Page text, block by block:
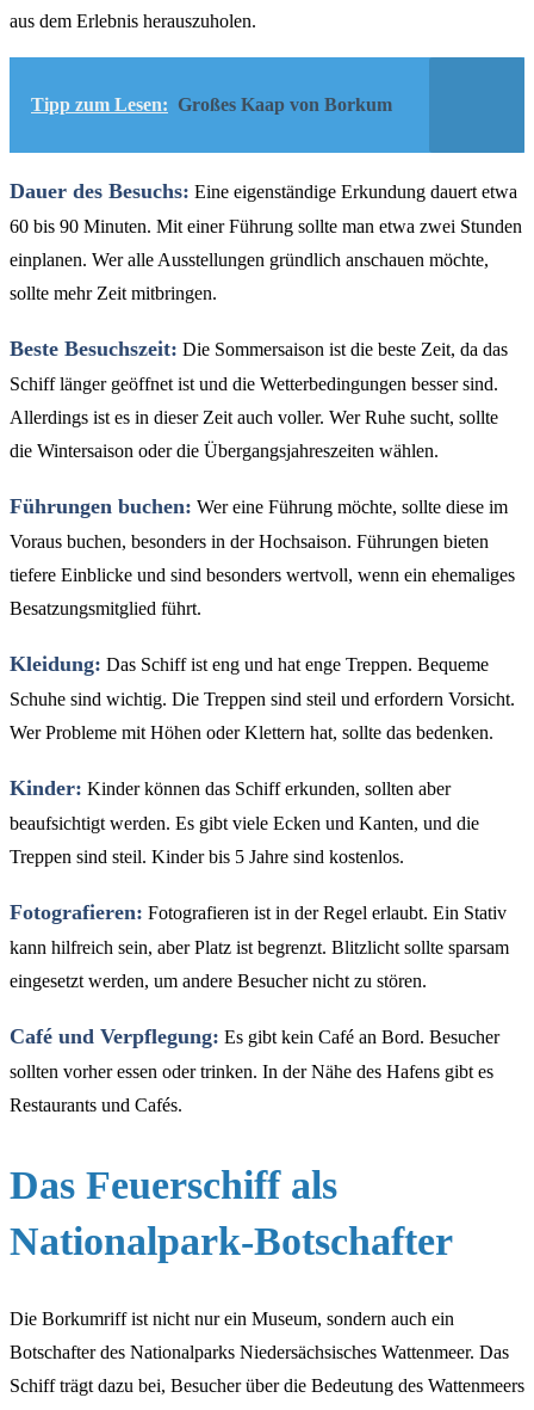
aus dem Erlebnis herauszuholen.
Tipp zum Lesen: Großes Kaap von Borkum
Dauer des Besuchs: Eine eigenständige Erkundung dauert etwa
60 bis 90 Minuten. Mit einer Führung sollte man etwa zwei Stunden
einplanen. Wer alle Ausstellungen gründlich anschauen möchte,
sollte mehr Zeit mitbringen.
Beste Besuchszeit: Die Sommersaison ist die beste Zeit, da das
Schiff länger geöffnet ist und die Wetterbedingungen besser sind.
Allerdings ist es in dieser Zeit auch voller. Wer Ruhe sucht, sollte
die Wintersaison oder die Übergangsjahreszeiten wählen.
Führungen buchen: Wer eine Führung möchte, sollte diese im
Voraus buchen, besonders in der Hochsaison. Führungen bieten
tiefere Einblicke und sind besonders wertvoll, wenn ein ehemaliges
Besatzungsmitglied führt.
Kleidung: Das Schiff ist eng und hat enge Treppen. Bequeme
Schuhe sind wichtig. Die Treppen sind steil und erfordern Vorsicht.
Wer Probleme mit Höhen oder Klettern hat, sollte das bedenken.
Kinder: Kinder können das Schiff erkunden, sollten aber
beaufsichtigt werden. Es gibt viele Ecken und Kanten, und die
Treppen sind steil. Kinder bis 5 Jahre sind kostenlos.
Fotografieren: Fotografieren ist in der Regel erlaubt. Ein Stativ
kann hilfreich sein, aber Platz ist begrenzt. Blitzlicht sollte sparsam
eingesetzt werden, um andere Besucher nicht zu stören.
Café und Verpflegung: Es gibt kein Café an Bord. Besucher
sollten vorher essen oder trinken. In der Nähe des Hafens gibt es
Restaurants und Cafés.
Das Feuerschiff als
Nationalpark-Botschafter
Die Borkumriff ist nicht nur ein Museum, sondern auch ein
Botschafter des Nationalparks Niedersächsisches Wattenmeer. Das
Schiff trägt dazu bei, Besucher über die Bedeutung des Wattenmeers